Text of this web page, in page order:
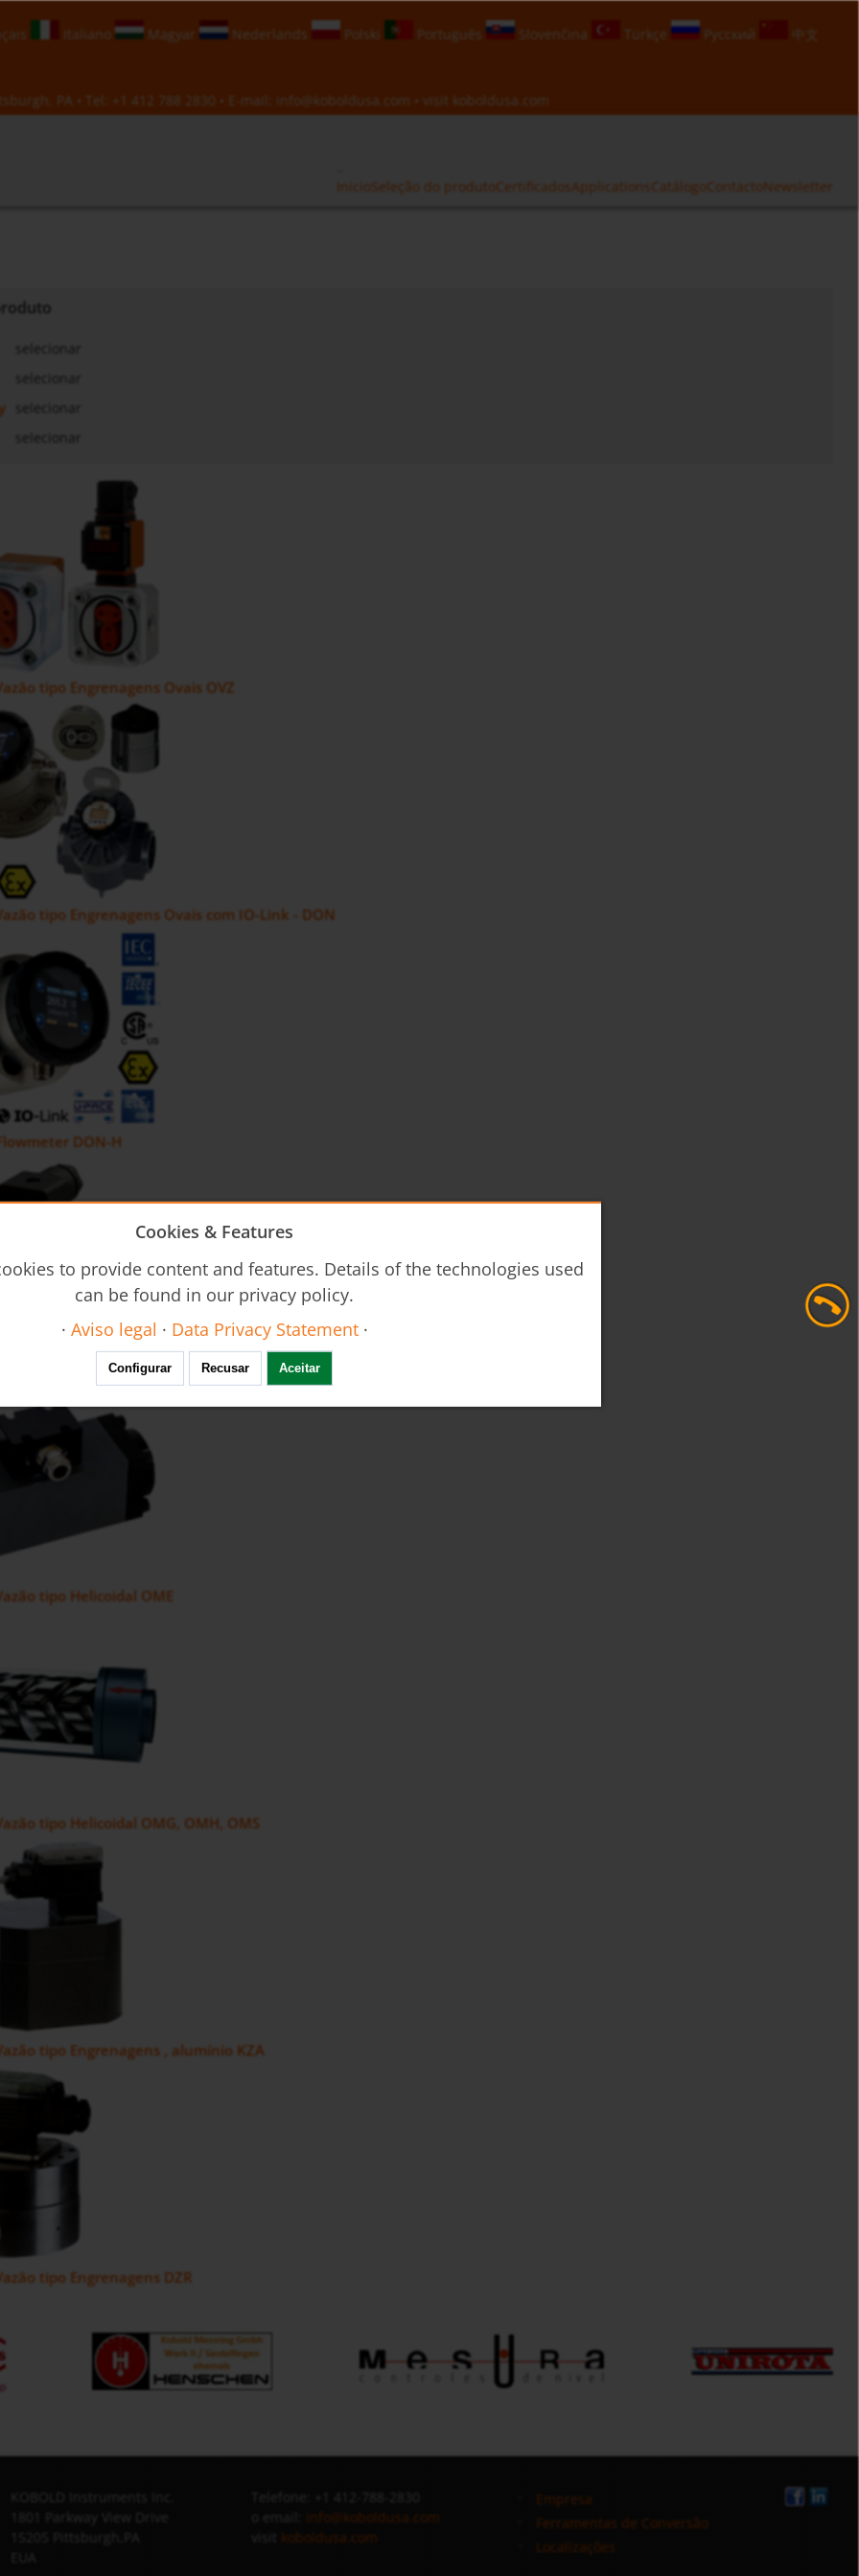
Italiano Magyar Nederlands Polski Português Slovenčina Türkçe Русский
中文
PA • Tel: +1 412 788 2830 • E-mail: info@koboldusa.com • visit koboldusa.com
Inicio Seleção do produtoCertificadosApplications CatálogoContactoNewsletter
tipo Engrenagens Ovais OVZ
tipo Engrenagens Ovais com IO-Link - DON
DON-H
tipo Engrenagens Ovais DOE
tipo Helicoidal OME
tipo Helicoidal OMG, OMH, OMS
tipo Engrenagens , alumínio KZA
tipo Engrenagens DZR
info@koboldusa.com
koboldusa.com
Empresa
Ferramentas de Conversão
Localizações
Cookies & Features
to provide content and features. Details of the technologies used
can be found in our privacy policy.
· Aviso legal · Data Privacy Statement·
Configurar Recusar Aceitar